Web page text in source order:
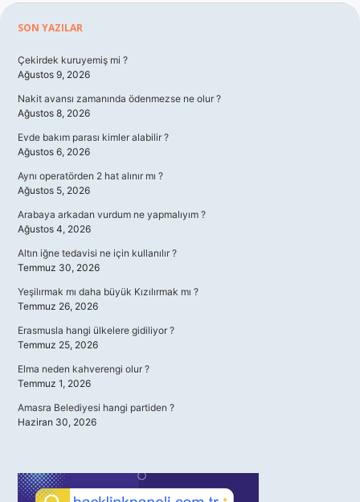
Sidebar
SON YAZILAR
Çekirdek kuruyemiş mi ?
Ağustos 9, 2026
Nakit avansı zamanında ödenmezse ne olur ?
Ağustos 8, 2026
Evde bakım parası kimler alabilir ?
Ağustos 6, 2026
Aynı operatörden 2 hat alınır mı ?
Ağustos 5, 2026
Arabaya arkadan vurdum ne yapmalıyım ?
Ağustos 4, 2026
Altın iğne tedavisi ne için kullanılır ?
Temmuz 30, 2026
Yeşilırmak mı daha büyük Kızılırmak mı ?
Temmuz 26, 2026
Erasmusla hangi ülkelere gidiliyor ?
Temmuz 25, 2026
Elma neden kahverengi olur ?
Temmuz 1, 2026
Amasra Belediyesi hangi partiden ?
Haziran 30, 2026